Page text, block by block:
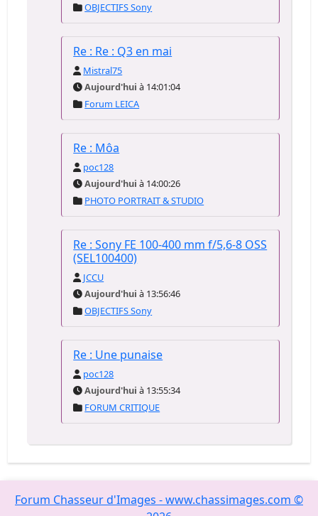
OBJECTIFS Sony
Re : Re : Q3 en mai
Mistral75
Aujourd'hui à 14:01:04
Forum LEICA
Re : Môa
poc128
Aujourd'hui à 14:00:26
PHOTO PORTRAIT & STUDIO
Re : Sony FE 100-400 mm f/5,6-8 OSS
(SEL100400)
JCCU
Aujourd'hui à 13:56:46
OBJECTIFS Sony
Re : Une punaise
poc128
Aujourd'hui à 13:55:34
FORUM CRITIQUE
Forum Chasseur d'Images - www.chassimages.com ©